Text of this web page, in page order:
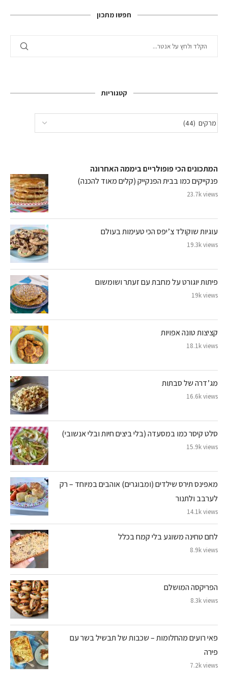
חפשו מתכון
קטגוריות
המתכונים הכי פופולריים ביממה האחרונה
פנקייקים כמו בבית הפנקייק (קלים מאוד להכנה)
23.7k views
עוגיות שוקולד צ’יפס הכי טעימות בעולם
19.3k views
פיתות יוגורט על מחבת עם זעתר ושומשום
19k views
קציצות טונה אפויות
18.1k views
מג’דרה של סבתות
16.6k views
סלט קיסר כמו במסעדה (בלי ביצים חיות ובלי אנשובי)
15.9k views
מאפינס תירס שילדים (ומבוגרים) אוהבים במיוחד – רק
לערבב ולתנור
14.1k views
לחם טחינה משוגע בלי קמח בכלל
8.9k views
הפריקסה המושלם
8.3k views
פאי רועים מהחלומות – שכבות של תבשיל בשר עם
פירה
7.2k views